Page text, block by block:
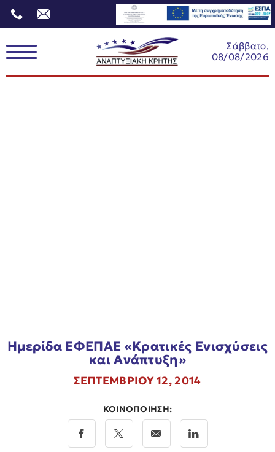
Σάββατο,
08/08/2026
Ημερίδα ΕΦΕΠΑΕ «Κρατικές Ενισχύσεις
και Ανάπτυξη»
ΣΕΠΤΕΜΒΡΙΟΥ 12, 2014
ΚΟΙΝΟΠΟΙΗΣΗ: